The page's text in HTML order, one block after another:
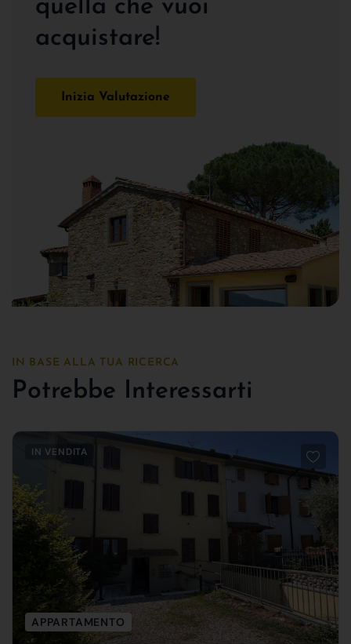
quella che vuoi
acquistare!
Inizia Valutazione
IN BASE ALLA TUA RICERCA
Potrebbe Interessarti
IN VENDITA
APPARTAMENTO